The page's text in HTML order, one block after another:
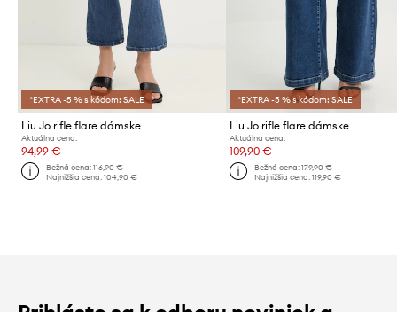
*EXTRA -5 % s kódom: SALE
Liu Jo rifle flare dámske
Aktuálna cena:
94,99 €
Bežná cena:116,90 €
Najnižšia cena:104,90 €
*EXTRA -5 % s kódom: SALE
Liu Jo rifle flare dámske
Aktuálna cena:
109,90 €
Bežná cena: 179,90 €
Najnižšia cena: 119,90 €